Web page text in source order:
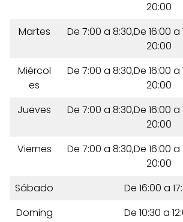
20:00
Martes
De 7:00 a 8:30,De 16:00 a
20:00
Miércol
es
De 7:00 a 8:30,De 16:00 a
20:00
Jueves
De 7:00 a 8:30,De 16:00 a
20:00
Viernes
De 7:00 a 8:30,De 16:00 a
20:00
Sábado
De 16:00 a
Doming
De 10:30 a